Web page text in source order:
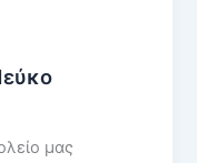
μας